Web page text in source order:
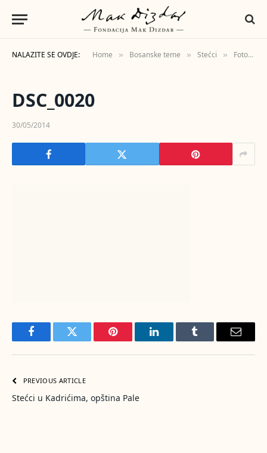
NALAZITE SE OVDJE: Home » Bosanske teme » Stećci » Fotografije
DSC_0020
30/05/2014
FacebookTwitter Pinterest LinkedInTumblr Email
PREVIOUS ARTICLE
Stećci u Kadrićima, opština Pale